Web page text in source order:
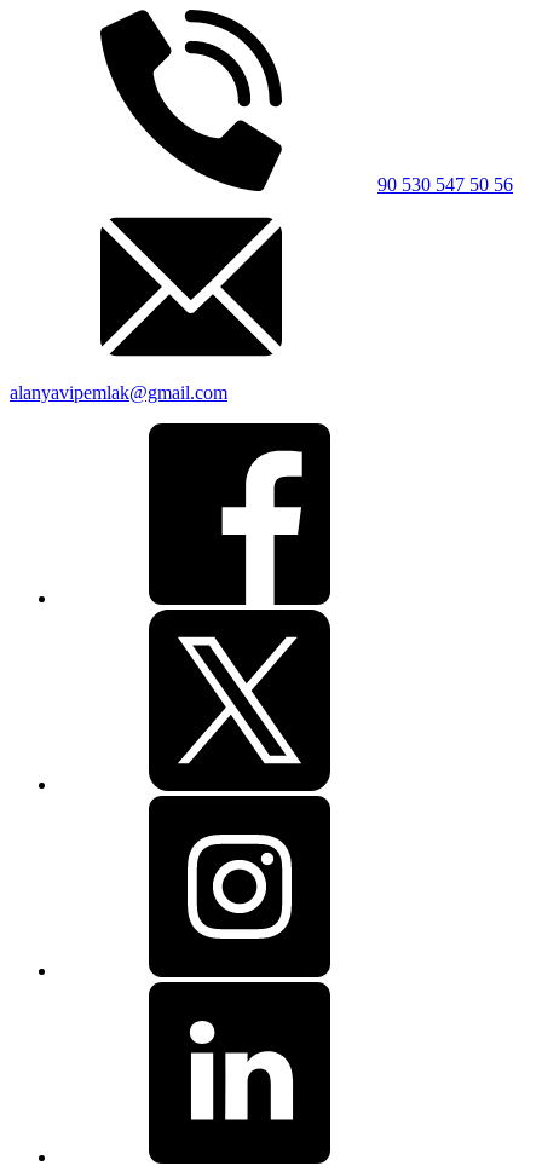
90 530 547 50 56
alanyavipemlak@gmail.com